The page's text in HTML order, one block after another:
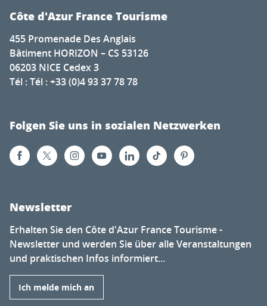
Côte d'Azur France Tourisme
455 Promenade Des Anglais
Bâtiment HORIZON – CS 53126
06203 NICE Cedex 3
Tél : Tél : +33 (0)4 93 37 78 78
Folgen Sie uns in sozialen Netzwerken
Newsletter
Erhalten Sie den Côte d'Azur France Tourisme -
Newsletter und werden Sie über alle Veranstaltungen
und praktischen Infos informiert...
Ich melde mich an